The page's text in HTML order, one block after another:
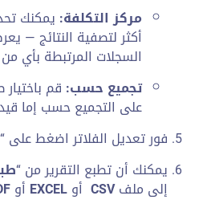
مركز التكلفة: يمكنك
أكثر لتصفية النتائج —
السجلات المرتبطة بأي
تجميع حسب: قم
على التجميع حسب إما قيد
فور تعديل الفلاتر اضغط على “
يمكنك أن تطبع التقرير من “
إلى ملفCSV أوEXCEL أو